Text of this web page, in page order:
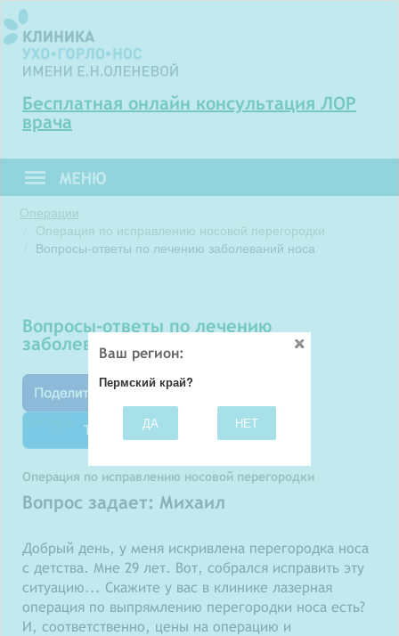
Бесплатная онлайн консультация ЛОР
врача
Операции
Операция по исправлению носовой перегородки
Вопросы-ответы по лечению заболеваний носа
вопросы-ответы по лечению
заболеваний носа
Твитнуть
Операция по исправлению носовой перегородки
Вопрос задает: Михаил
Добрый день, у меня искривлена перегородка носа
с детства. Мне 29 лет. Вот, собрался исправить эту
ситуацию... Скажите у вас в клинике лазерная
операция по выпрямлению перегородки носа есть?
И, соответственно, цены на операцию и
Ваш регион:
Пермский край?
ДА НЕТ